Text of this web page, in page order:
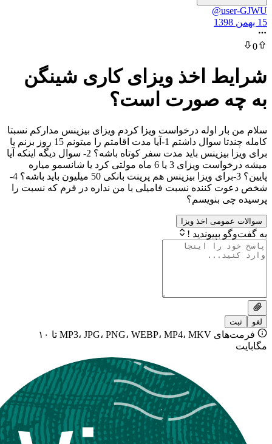
اخذ ویزای کاری شینگن
صورت است؟
اوله درخواست ویزا کردم ویزای بیزینس مدارکم نسبتا
کامله چندتا سوال داشتم 1-آیا مدت اقامتم را میتونم 15 روز بزنم یا
برای ویزا بیزینس باید مدت سفر کوتاه باشه؟ 2- سوال دیگه اینکه آیا
میشه درخواست ویزای 3 یا 6 ماه مولتی کرد یا شانسمو میاره
پایین؟ 3-برای ویزا بیزینس هم پرینت بانکی 50 میلیون باید باشه؟ 4-
نسبت فامیلی با من نداره در فرم که نسبت را
بنویسم؟
اخذ ویزا
!
فرمت‌های MP3، JPG، PNG، WEBP، MP4، MKV تا ۱۰